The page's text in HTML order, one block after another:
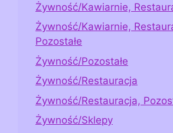
Żywność/Kawiarnie,
Żywność/Kawiarnie,
Pozostałe
Żywność/Pozostałe
Żywność/Restauracja
Żywność/Restauracja,
Żywność/Sklepy